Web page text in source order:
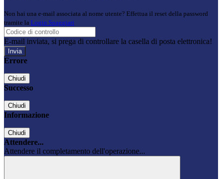
Non hai una e-mail associata al nome utente? Effettua il reset della password
tramite la Login Spaggiari
E-mail inviata, si prega di controllare la casella di posta elettronica!
Errore
Chiudi
Successo
Chiudi
Informazione
Chiudi
Attendere...
Attendere il completamento dell'operazione...